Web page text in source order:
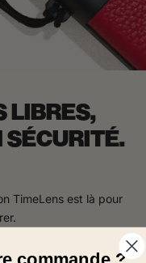
LIBRES,
SÉCURITÉ.
TimeLens est là pour
le autour du cou ou